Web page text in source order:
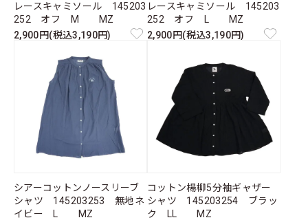
レースキャミソール 145203
252 オフ M MZ
2,900円(税込3,190円)
レースキャミソール 145203
252 オフ L MZ
2,900円(税込3,190円)
シアーコットンノースリーブ
シャツ 145203253 無地ネ
イビー L MZ
コットン楊柳5分袖ギャザー
シャツ 145203254 ブラッ
ク LL MZ